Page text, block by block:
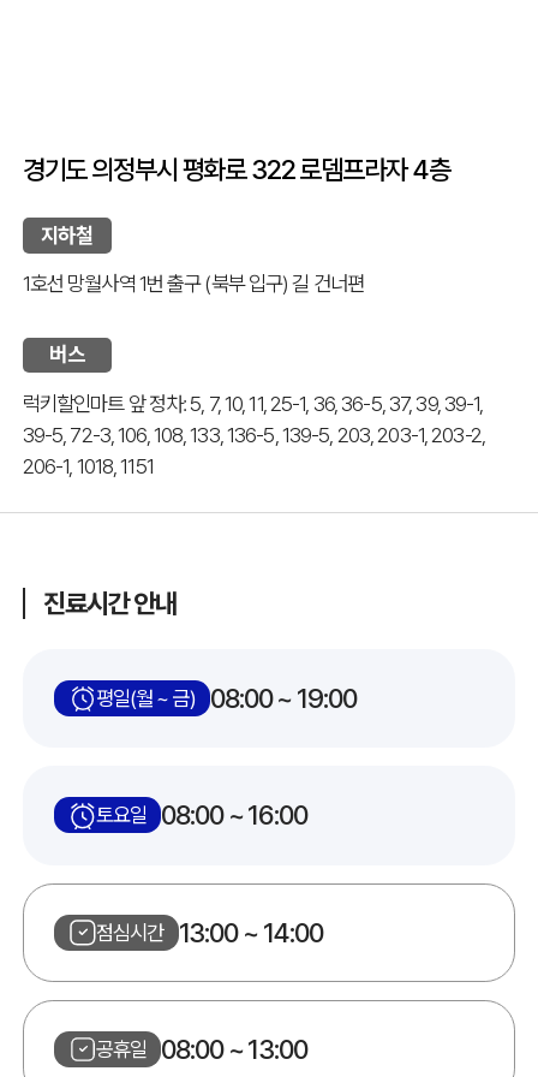
경기도 의정부시 평화로 322 로뎀프라자 4층
지하철
1호선 망월사역 1번 출구 (북부 입구) 길 건너편
버스
럭키할인마트 앞 정차: 5, 7, 10, 11, 25-1, 36, 36-5, 37, 39, 39-1,
39-5, 72-3, 106, 108, 133, 136-5, 139-5, 203, 203-1, 203-2,
206-1, 1018, 1151
진료시간 안내
평일(월 ~ 금) 08:00 ~ 19:00
토요일 08:00 ~ 16:00
점심시간 13:00 ~ 14:00
공휴일 08:00 ~ 13:00